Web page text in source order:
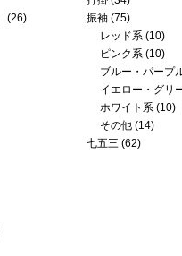
(26)
振袖(75)
レッド系(10)
ピンク系(10)
ブルー・パープ
イエロー・グリ
ホワイト系(10)
その他(14)
七五三 (62)